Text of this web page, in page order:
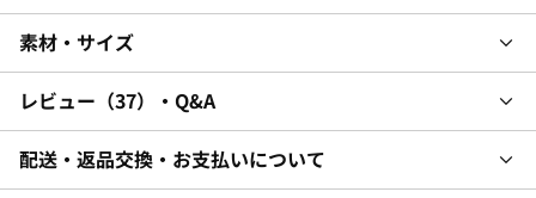
素材・サイズ
レビュー 37 ・Q&A
配送・返品交換・お支払いについて